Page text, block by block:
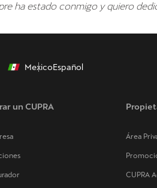
ha estado conmigo y quiero
MexicoEspañol
un CUPRA
Área
CUPRA